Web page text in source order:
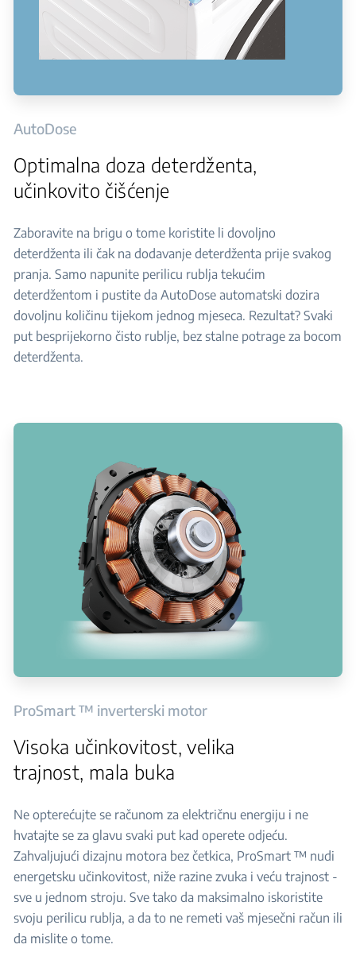
AutoDose
Optimalna doza deterdženta,
učinkovito čišćenje
Zaboravite na brigu o tome koristite li dovoljno
deterdženta ili čak na dodavanje deterdženta prije svakog
pranja. Samo napunite perilicu rublja tekućim
deterdžentom i pustite da AutoDose automatski dozira
dovoljnu količinu tijekom jednog mjeseca. Rezultat? Svaki
put besprijekorno čisto rublje, bez stalne potrage za bocom
deterdženta.
ProSmart ™ inverterski motor
Visoka učinkovitost, velika
trajnost, mala buka
Ne opterećujte se računom za električnu energiju i ne
hvatajte se za glavu svaki put kad operete odjeću.
Zahvaljujući dizajnu motora bez četkica, ProSmart ™ nudi
energetsku učinkovitost, niže razine zvuka i veću trajnost -
sve u jednom stroju. Sve tako da maksimalno iskoristite
svoju perilicu rublja, a da to ne remeti vaš mjesečni račun ili
da mislite o tome.